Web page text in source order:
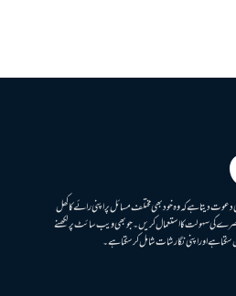
دعوت دیتا ہے کہ وہ خود بھی مختلف مسائل پر اپنی رائے کا کھل
کی سہولت کا استعمال کریں۔ جو بھی ویب سائٹ پر لکھنے
سکتا ہے اور اپنی نگارشات شامل کرسکتا ہے۔